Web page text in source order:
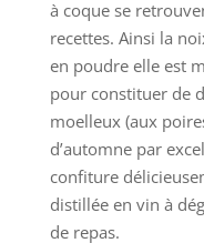
à coque se
recettes. Ainsi la
en poudre elle est
pour constituer de
moelleux (aux
d’automne par
confiture
distillée en vin à
de repas.